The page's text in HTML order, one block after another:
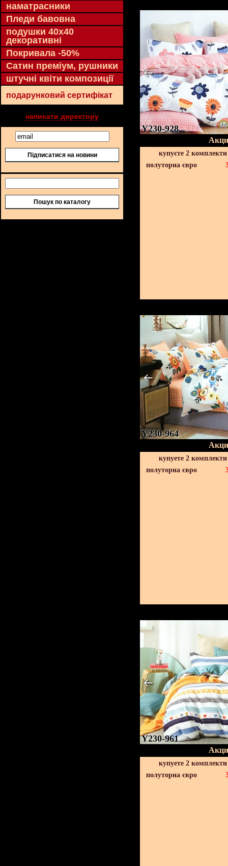
наматрасники
Пледи бавовна
подушки 40х40
декоративні
Покривала -50%
Сатин преміум, рушники
штучні квіти композиції
подарунковий сертифікат
написати директору
Підписатися на новини
Пошук по каталогу
Y230-928
купуєте 2
полуторна євро
Y230-964
купуете 2
полуторна євро
Y230-961
купуете 2
полуторна євро